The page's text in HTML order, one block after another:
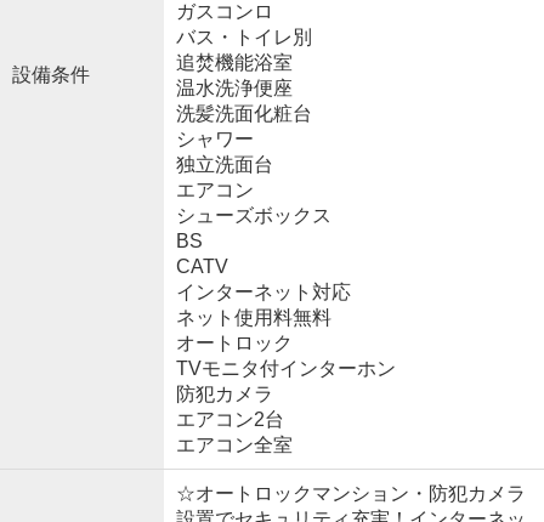
設備条件
ガスコンロ
バス・トイレ別
追焚機能浴室
温水洗浄便座
洗髪洗面化粧台
シャワー
独立洗面台
エアコン
シューズボックス
BS
CATV
インターネット対応
ネット使用料無料
オートロック
TVモニタ付インターホン
防犯カメラ
エアコン2台
エアコン全室
☆オートロックマンション・防犯カメラ